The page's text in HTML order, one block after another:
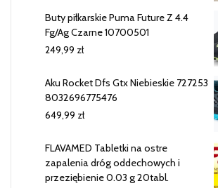
Buty piłkarskie Puma Future Z 4.4
Fg/Ag Czarne 10700501
249,99 zł
Aku Rocket Dfs Gtx Niebieskie 727253
8032696775476
649,99 zł
FLAVAMED Tabletki na ostre
zapalenia dróg oddechowych i
przeziębienie 0.03 g 20tabl.